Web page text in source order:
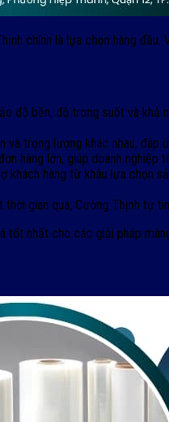
chính là lựa chọn hàng
độ bền, độ trong suốt và
trọng lượng khác nhau,
hàng lớn, giúp doanh nghiệp
hàng từ khâu lựa chọn
gian qua, Cường Thịnh tự
tốt nhất cho các giải pháp